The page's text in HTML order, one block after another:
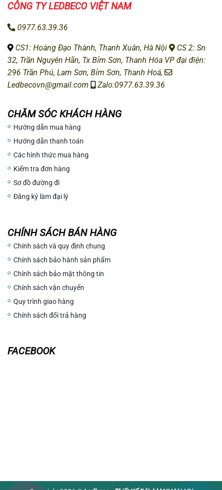
CÔNG TY LEDBECO VIỆT NAM
0977.63.39.36
CS1: Hoàng Đạo Thành, Thanh Xuân, Hà Nội
CS 2: Sn
32, Trần Nguyên Hãn, Tx Bỉm Sơn, Thanh Hóa VP đại điện:
296 Trần Phú, Lam Sơn, Bỉm Sơn, Thanh Hoá,
Ledbecovn@gmail.com
Zalo:0977.63.39.36
CHĂM SÓC KHÁCH HÀNG
Hướng dẫn mua hàng
Hướng dẫn thanh toán
Các hình thức mua hàng
Kiểm tra đơn hàng
Sơ đồ đường đi
Đăng ký làm đại lý
CHÍNH SÁCH BÁN HÀNG
Chính sách và quy định chung
Chính sách bảo hành sản phẩm
Chính sách bảo mật thông tin
Chính sách vận chuyển
Quy trình giao hàng
Chính sách đổi trả hàng
FACEBOOK